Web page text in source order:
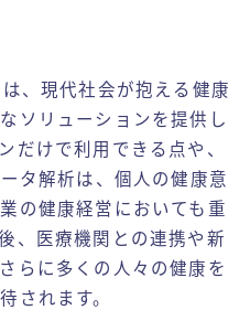
、現代社会が抱える健康
ソリューションを提供し
だけで利用できる点や、
タ解析は、個人の健康意
の健康経営においても重
、医療機関との連携や新
らに多くの人々の健康を
されます。